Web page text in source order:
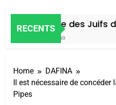
RECENTS
Histoire des Juifs du
Home
DAFINA
Il est nécessaire de concéder
Pipes